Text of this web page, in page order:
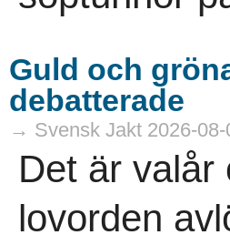
Guld och
debatterade
→ Svensk Jakt 2026-08-
Det är valår
lovorden